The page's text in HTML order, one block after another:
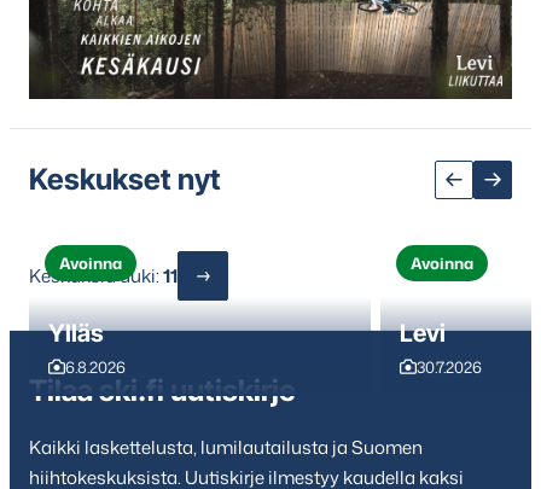
yli
seuraavaan
sisältöön
Keskukset nyt
Ylläs
6.8.2026
Avoinna
Levi
30.7.2026
Avoinna
Keskuksia auki:11
Tilaa ski.fi uutiskirje
Kaikki laskettelusta, lumilautailusta ja Suomen
hiihtokeskuksista. Uutiskirje ilmestyy kaudella kaksi